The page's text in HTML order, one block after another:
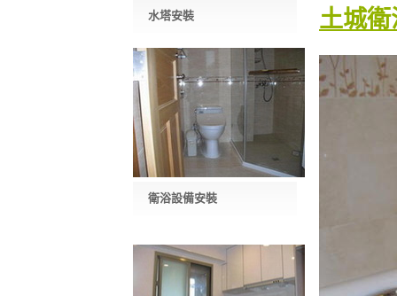
水塔安裝
衛浴設備安裝
土城